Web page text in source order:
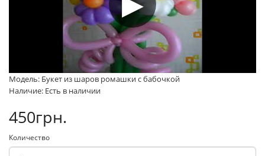
Модель: Букет из шаров ромашки с бабочкой
Наличие: Есть в наличии
450грн.
Количество